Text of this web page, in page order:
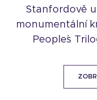
Stanfordově
monumentální
People´s